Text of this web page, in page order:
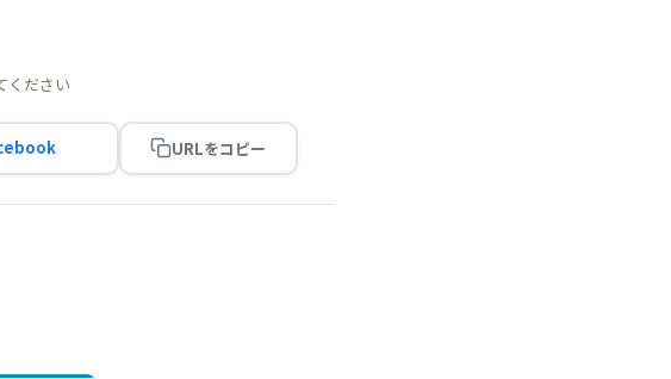
ください
URLをコピー